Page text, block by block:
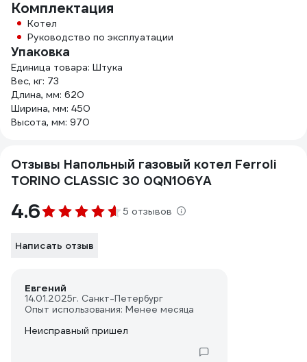
Комплектация
Котел
Руководство по эксплуатации
Упаковка
Единица товара: Штука
Вес, кг: 73
Длина, мм: 620
Ширина, мм: 450
Высота, мм: 970
Отзывы Напольный газовый котел Ferroli
TORINO CLASSIC 30 0QN106YA
4.6 5 отзывов
Написать отзыв
Евгений
14.01.2025г. Санкт-Петербург
Опыт использования: Менее месяца
Неисправный пришел